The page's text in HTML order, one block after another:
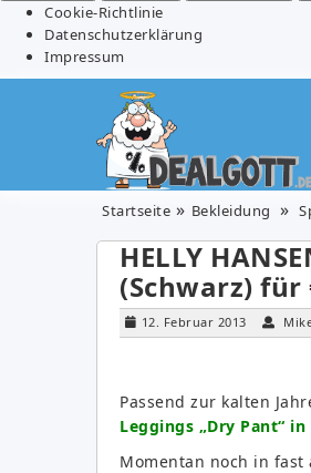
Cookie-Richtlinie
Datenschutzerklärung
Impressum
Startseite Bekleidung
HELLY
(Schwarz) für
12. Februar 2013
Passend zur kalten
Leggings „Dry Pant“
Momentan noch in fast